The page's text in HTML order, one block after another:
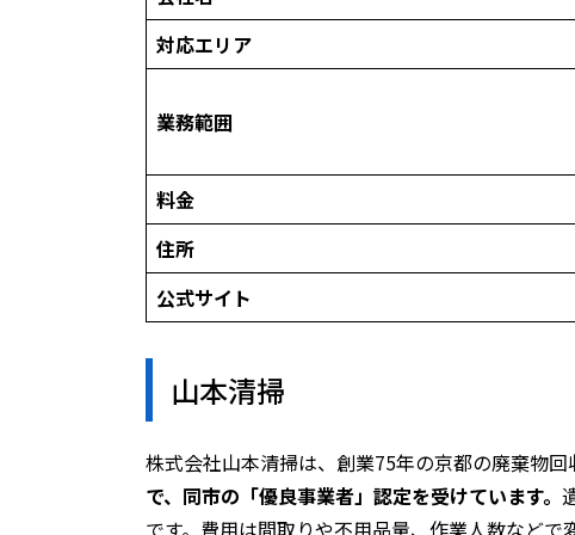
対応エリア
業務範囲
料金
住所
公式サイト
山本清掃
株式会社山本清掃は、創業75年の京都の廃棄物回
で、同市の「優良事業者」認定を受けています。